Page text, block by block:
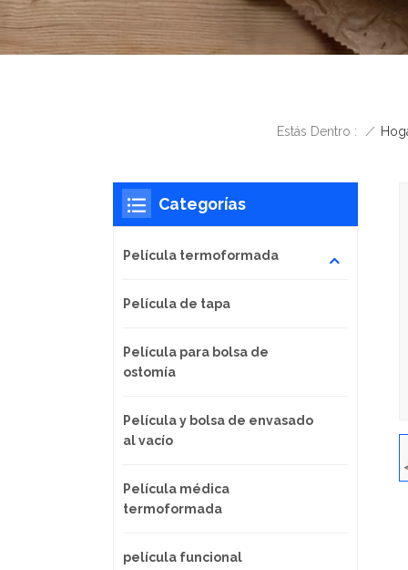
Estás Dentro : /
Categorías
Película termoformada
Película de tapa
Película para bolsa de
ostomía
Película y bolsa de envasado
al vacío
Película médica
termoformada
película funcional